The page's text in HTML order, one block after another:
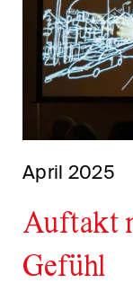
April 2025
Auftakt
Gefühl